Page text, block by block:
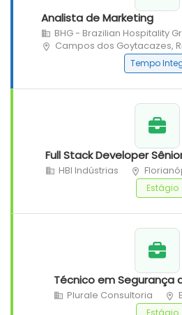
Analista de Marketing
BHG - Brazilian Hospitality
Campos dos Goytacazes,
Tempo
Full Stack Developer
HBI Indústrias
Estágio
Técnico em Segurança
Plurale Consultoria
Estágio